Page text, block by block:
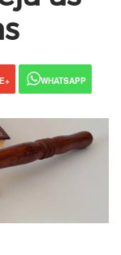
WHATSAPP